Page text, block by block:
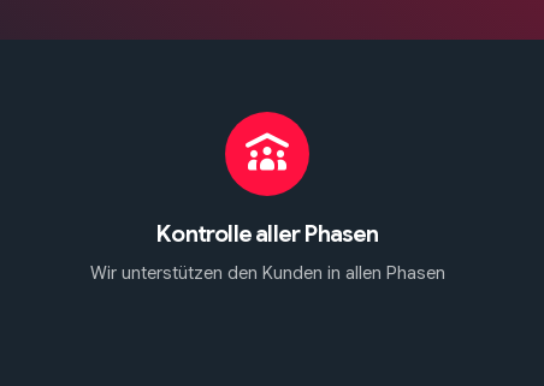
Kontrolle aller Phasen
Wir unterstützen den Kunden in allen Phasen